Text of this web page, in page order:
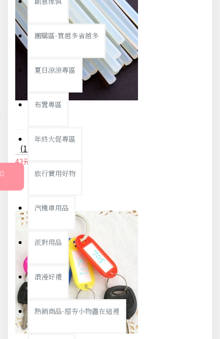
團購區-買越多省越多
夏日涼涼專區
布置專區
年終大促專區
旅行實用好物
汽機車用品
派對用品
浪漫好禮
熱銷商品-超夯小物盡在這裡
43元